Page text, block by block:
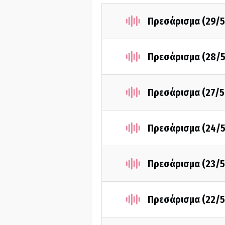
Πρεσάρισμα (29/
Πρεσάρισμα (28/
Πρεσάρισμα (27/
Πρεσάρισμα (24/
Πρεσάρισμα (23/
Πρεσάρισμα (22/